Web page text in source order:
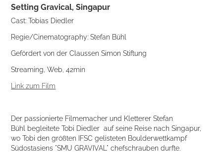
Setting Gravical, Singapur
Cast: Tobias Diedler
Regie/Cinematography: Stefan Bühl
Gefördert von der Claussen Simon Stiftung
Streaming, Web, 42min
Link zum Film
Der passionierte Filmemacher und Kletterer Stefan
Bühl begleitete Tobi Diedler auf seine Reise nach Singapur,
wo Tobi den größten IFSC gelisteten Boulderwettkampf
Südostasiens "SMU GRAVIVAL" chefschrauben durfte.